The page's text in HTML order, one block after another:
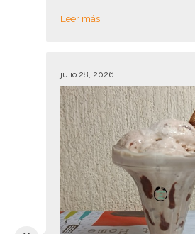
Leer más
julio 28, 2026